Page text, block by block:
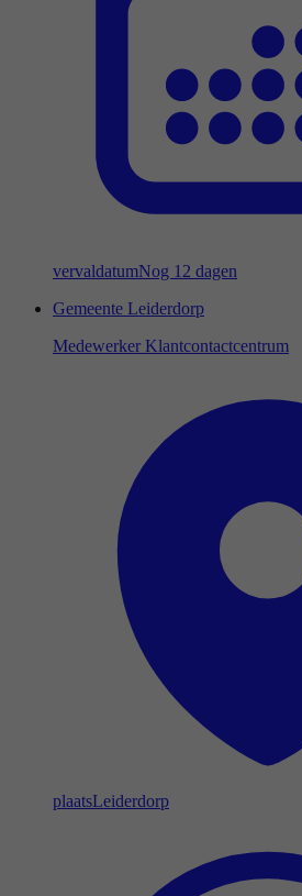
vervaldatumNog 12 dagen
Gemeente Leiderdorp
Medewerker Klantcontactcentrum
plaatsLeiderdorp